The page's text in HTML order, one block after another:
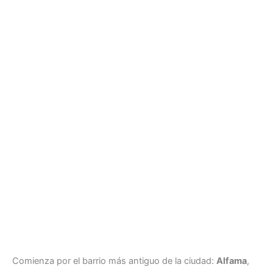
Comienza por el barrio más antiguo de la ciudad: Alfama,